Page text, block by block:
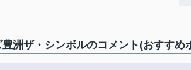
洲ザ・シンボルのコメント(おすすめ